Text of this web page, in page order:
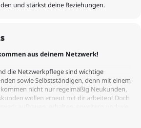
und stärkst deine Beziehungen.
aus deinem Netzwerk!
die Netzwerkpflege sind wichtige
sowie Selbstständigen, denn mit einem
nicht nur regelmäßig Neukunden,
wollen erneut mit dir arbeiten! Doch